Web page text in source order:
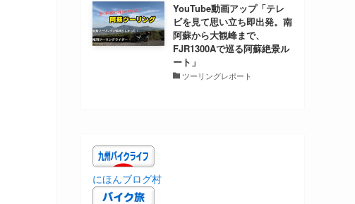
YouTube動画アップ「テレ
ビを見て思い立ち即出発。南
阿蘇から大観峰まで、
FJR1300Aで巡る阿蘇絶景ル
ート」
ツーリングレポート
にほんブログ村